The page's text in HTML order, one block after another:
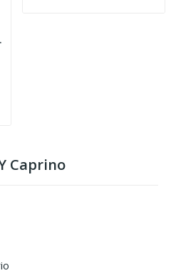
Caprino